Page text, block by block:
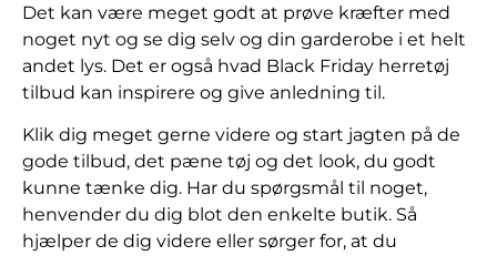
Det kan være meget godt at prøve kræfter med
noget nyt og se dig selv og din garderobe i et helt
andet lys. Det er også hvad Black Friday herretøj
tilbud kan inspirere og give anledning til.
Klik dig meget gerne videre og start jagten på de
gode tilbud, det pæne tøj og det look, du godt
kunne tænke dig. Har du spørgsmål til noget,
henvender du dig blot den enkelte butik. Så
hjælper de dig videre eller sørger for, at du